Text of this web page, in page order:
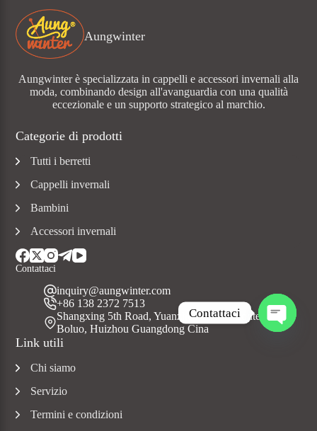
Aungwinter
Aungwinter è specializzata in cappelli e accessori invernali alla
moda, combinando design all'avanguardia con una qualità
eccezionale e un supporto strategico al marchio.
Contattaci
inquiry@aungwinter.com
+86 138 2372 7513
Shangxing 5th Road, Yuanzhou Town, Contea di
Boluo, Huizhou Guangdong Cina
Link utili
Chi siamo
Servizio
Termini e condizioni
Categorie di prodotti
Tutti i berretti
Cappelli invernali
Bambini
Accessori invernali
Contattaci